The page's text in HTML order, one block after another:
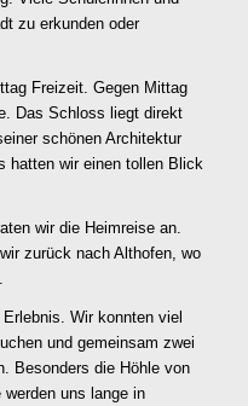
zu erkunden oder
Freizeit. Gegen Mittag
Das Schloss liegt direkt
schönen Architektur
hatten wir einen tollen Blick
wir die Heimreise an.
zurück nach Althofen, wo
Wir konnten viel
und gemeinsam zwei
Besonders die Höhle von
uns lange in